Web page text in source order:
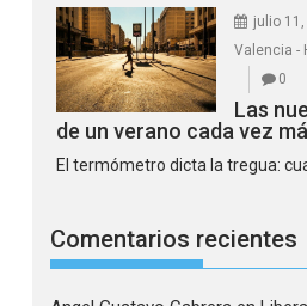
julio
Valencia -
0
Las
de un verano cada vez
El termómetro dicta la tregua:
Comentarios recientes